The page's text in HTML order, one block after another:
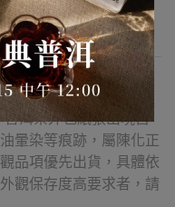
洱茶外包紙張出現自
暈染等痕跡，屬陳化正
品項優先出貨，具體依
觀保存度高要求者，請